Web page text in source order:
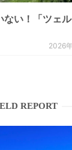
い！「ツェル
2026
REPORT